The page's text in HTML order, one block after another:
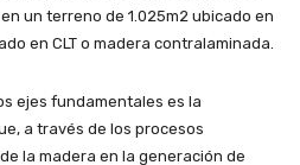
un terreno de 1.025m2 ubicado en
en CLT o madera contralaminada.
ejes fundamentales es la
a través de los procesos
la madera en la generación de